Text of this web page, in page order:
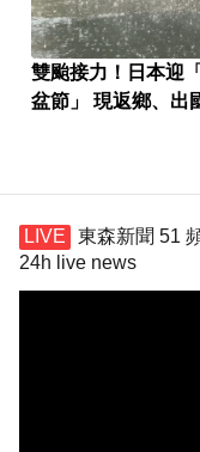
雙颱接力！日本迎
盆節」 現返鄉、出
東森新聞 51
24h live news